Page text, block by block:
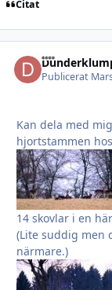
Citat
Publicerat
Kan dela med
hjortstammen
14 skovlar i en
(Lite suddig men
närmare.)